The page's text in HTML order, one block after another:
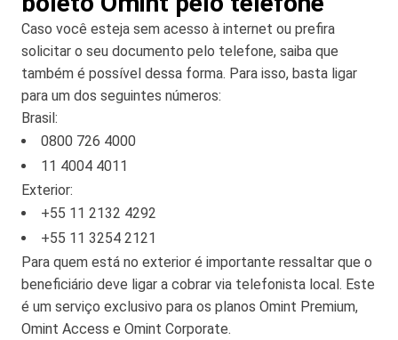
Caso você esteja sem acesso à internet ou prefira
solicitar o seu documento pelo telefone, saiba que
também é possível dessa forma. Para isso, basta ligar
para um dos seguintes números:
Brasil:
0800 726 4000
11 4004 4011
Exterior:
+55 11 2132 4292
+55 11 3254 2121
Para quem está no exterior é importante ressaltar que o
beneficiário deve ligar a cobrar via telefonista local. Este
é um serviço exclusivo para os planos Omint Premium,
Omint Access e Omint Corporate.